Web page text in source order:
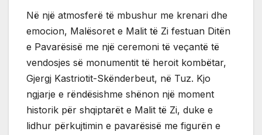
Në një atmosferë të mbushur me krenari dhe
emocion, Malësoret e Malit të Zi festuan Ditën
e Pavarësisë me një ceremoni të veçantë të
vendosjes së monumentit të heroit kombëtar,
Gjergj Kastriotit-Skënderbeut, në Tuz. Kjo
ngjarje e rëndësishme shënon një moment
historik për shqiptarët e Malit të Zi, duke e
lidhur përkujtimin e pavarësisë me figurën e